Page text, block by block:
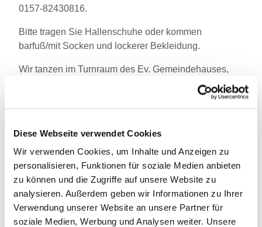
Diese Webseite verwendet Cookies
Wir verwenden Cookies, um Inhalte und Anzeigen zu
personalisieren, Funktionen für soziale Medien anbieten
zu können und die Zugriffe auf unsere Website zu
analysieren. Außerdem geben wir Informationen zu Ihrer
Verwendung unserer Website an unsere Partner für
soziale Medien, Werbung und Analysen weiter. Unsere
0157-82430816.
Bitte tragen Sie Hallenschuhe oder kommen
barfuß/mit Socken und lockerer Bekleidung.
Wir tanzen im Turnraum des Ev. Gemeindehauses,